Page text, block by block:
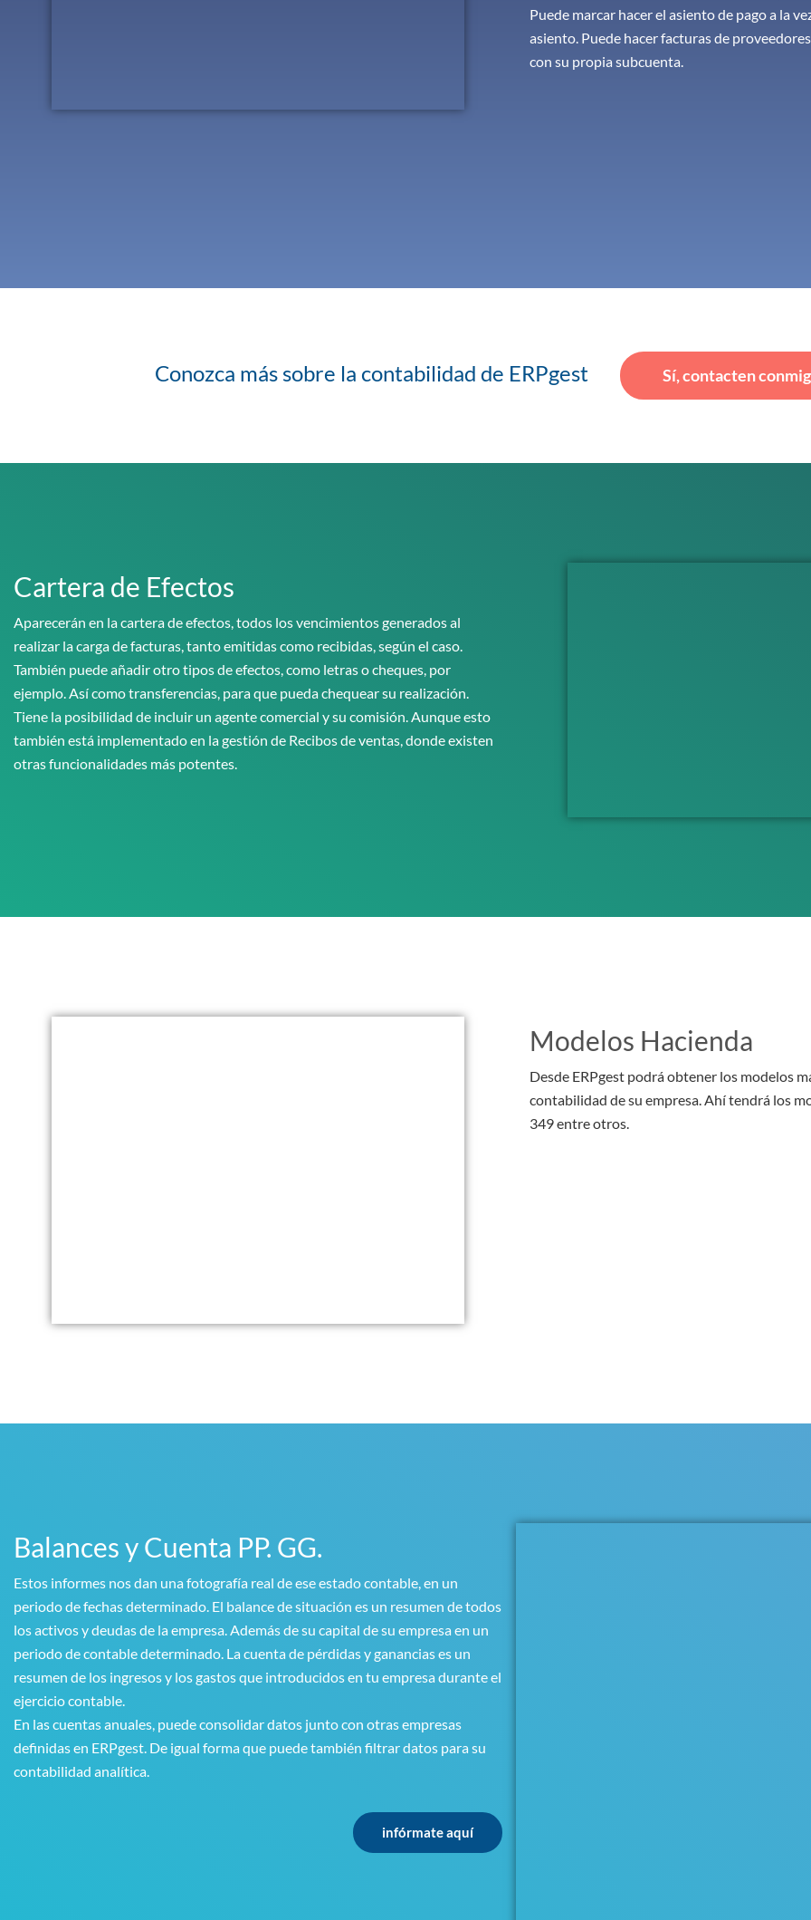
Puede marcar hacer el asiento de pago a la
asiento. Puede hacer facturas de
con su propia subcuenta.
Conozca más sobre la contabilidad de ERPgest Sí, contacten
Cartera de Efectos
Aparecerán en la cartera de efectos, todos los vencimientos generados al
realizar la carga de facturas, tanto emitidas como recibidas, según el caso.
También puede añadir otro tipos de efectos, como letras o cheques, por
ejemplo. Así como transferencias, para que pueda chequear su realización.
Tiene la posibilidad de incluir un agente comercial y su comisión. Aunque esto
también está implementado en la gestión de Recibos de ventas, donde existen
otras funcionalidades más potentes.
Modelos Hacienda
Desde ERPgest podrá obtener los modelos
contabilidad de su empresa. Ahí tendrá los
349 entre otros.
Balances y Cuenta PP. GG.
Estos informes nos dan una fotografía real de ese estado contable, en un
periodo de fechas determinado. El balance de situación es un resumen de todos
los activos y deudas de la empresa. Además de su capital de su empresa en un
periodo de contable determinado. La cuenta de pérdidas y ganancias es un
resumen de los ingresos y los gastos que introducidos en tu empresa durante el
ejercicio contable.
En las cuentas anuales, puede consolidar datos junto con otras empresas
definidas en ERPgest. De igual forma que puede también filtrar datos para su
contabilidad analítica.
infórmate aquí